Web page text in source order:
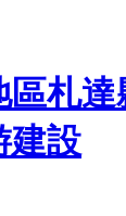
區札達
建設